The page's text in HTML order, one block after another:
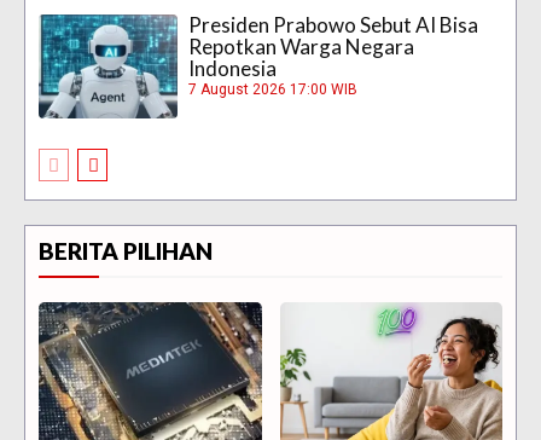
Presiden Prabowo Sebut AI Bisa
Repotkan Warga Negara
Indonesia
7 August 2026 17:00 WIB
BERITA PILIHAN